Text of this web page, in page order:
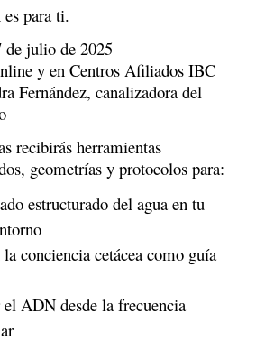
para ti.
de julio de 2025
y en Centros Afiliados IBC
Fernández, canalizadora del
recibirás herramientas
geometrías y protocolos para:
estructurado del agua en tu
conciencia cetácea como guía
ADN desde la frecuencia